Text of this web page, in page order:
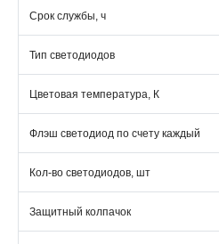
Срок службы, ч
Тип светодиодов
Цветовая температура, К
Флэш светодиод по счету каждый
Кол-во светодиодов, шт
Защитный колпачок